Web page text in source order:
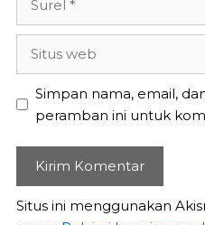
Simpan nama, email,
peramban ini untuk
Situs ini menggunakan